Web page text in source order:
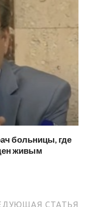
больницы, где
живым
СТАТЬЯ